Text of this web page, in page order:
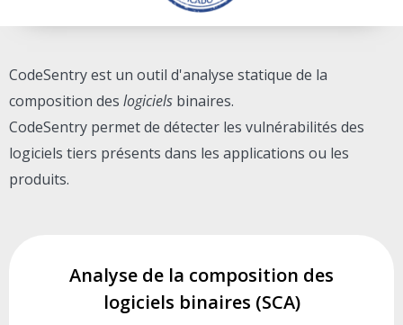
CodeSentry est un outil d'analyse statique de la
composition des logiciels binaires.
CodeSentry permet de détecter les vulnérabilités des
logiciels tiers présents dans les applications ou les
produits.
Analyse de la composition des
logiciels binaires (SCA)